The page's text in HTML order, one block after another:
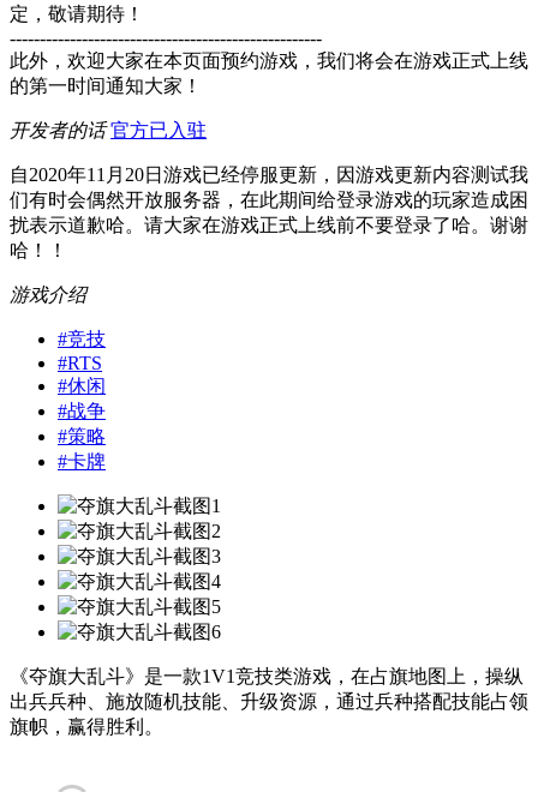
定，敬请期待！
----------------------------------------------------
此外，欢迎大家在本页面预约游戏，我们将会在游戏正式上线
的第一时间通知大家！
开发者的话 官方已入驻
自2020年11月20日游戏已经停服更新，因游戏更新内容测试我
们有时会偶然开放服务器，在此期间给登录游戏的玩家造成困
扰表示道歉哈。请大家在游戏正式上线前不要登录了哈。谢谢
哈！！
游戏介绍
#竞技
#RTS
#休闲
#战争
#策略
#卡牌
《夺旗大乱斗》是一款1V1竞技类游戏，在占旗地图上，操纵
出兵兵种、施放随机技能、升级资源，通过兵种搭配技能占领
旗帜，赢得胜利。